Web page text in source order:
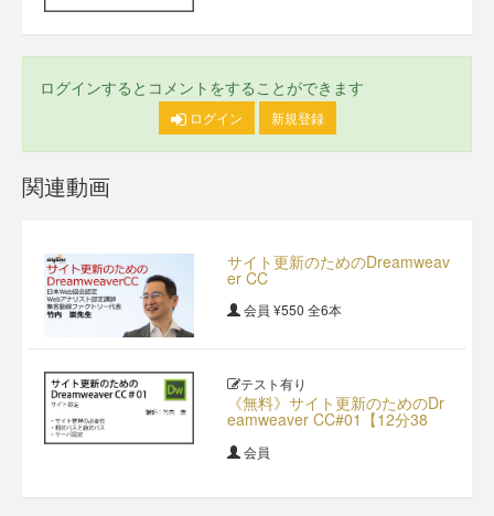
ログインするとコメントをすることができます
ログイン 新規登録
関連動画
サイト更新のためのDreamweav
er CC
会員 ¥550 全6本
テスト有り
《無料》サイト更新のためのDr
eamweaver CC#01【12分38
会員